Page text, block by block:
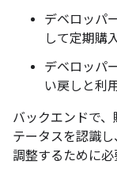
デベロッパ
して定期購
デベロッパ
い戻しと利
バックエンドで
テータスを認識
調整するために必